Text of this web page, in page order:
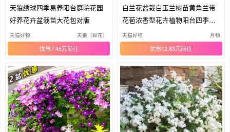
天狼绣球四季易养阳台庭院花园
好养花卉盆栽苗大花包对版
天猫好物 天狼（鲜花）
优惠7.45元
白兰花盆栽白玉兰树苗黄角兰带
花苞浓香型花卉植物阳台四季好
养活
天猫好物 月畅
优惠12.83元